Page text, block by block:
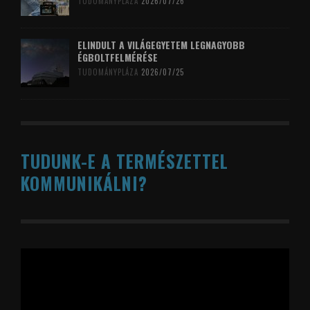
ELINDULT A VILÁGEGYETEM LEGNAGYOBB
ÉGBOLTFELMÉRÉSE
TUDOMÁNYPLÁZA 2026/07/25
TUDUNK-E A TERMÉSZETTEL
KOMMUNIKÁLNI?